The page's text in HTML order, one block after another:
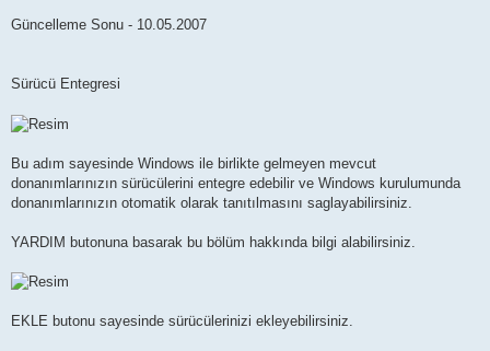
Güncelleme Sonu - 10.05.2007
Sürücü Entegresi
Bu adım sayesinde Windows ile birlikte gelmeyen mevcut
donanımlarınızın sürücülerini entegre edebilir ve Windows kurulumunda
donanımlarınızın otomatik olarak tanıtılmasını saglayabilirsiniz.
YARDIM butonuna basarak bu bölüm hakkında bilgi alabilirsiniz.
EKLE butonu sayesinde sürücülerinizi ekleyebilirsiniz.